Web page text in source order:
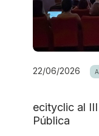
22/06/2026
ecityclic al
Pública